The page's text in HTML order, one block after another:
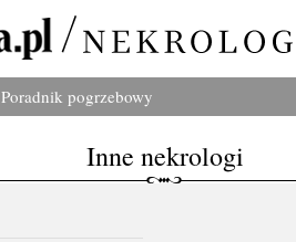
Poradnik pogrzebowy
Inne nekrologi